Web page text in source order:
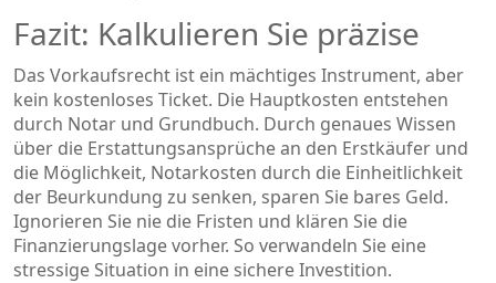
Fazit: Kalkulieren Sie präzise
Das Vorkaufsrecht ist ein mächtiges Instrument, aber
kein kostenloses Ticket. Die Hauptkosten entstehen
durch Notar und Grundbuch. Durch genaues Wissen
über die Erstattungsansprüche an den Erstkäufer und
die Möglichkeit, Notarkosten durch die Einheitlichkeit
der Beurkundung zu senken, sparen Sie bares Geld.
Ignorieren Sie nie die Fristen und klären Sie die
Finanzierungslage vorher. So verwandeln Sie eine
stressige Situation in eine sichere Investition.